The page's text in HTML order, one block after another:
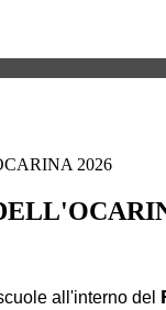
2026
all'interno del